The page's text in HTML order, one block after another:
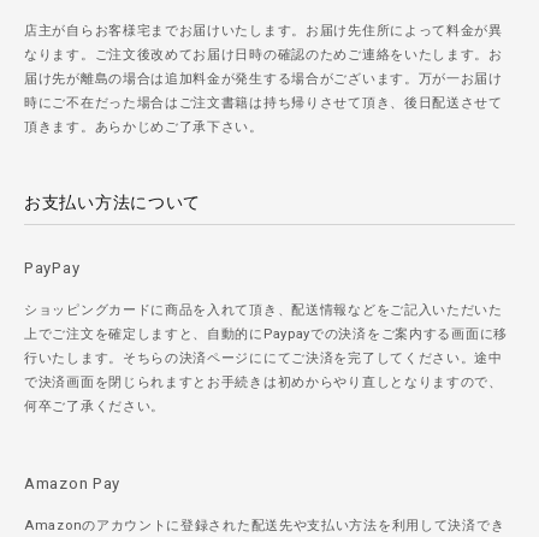
店主が自らお客様宅までお届けいたします。お届け先住所によって料金が異
なります。ご注文後改めてお届け日時の確認のためご連絡をいたします。お
届け先が離島の場合は追加料金が発生する場合がございます。万が一お届け
時にご不在だった場合はご注文書籍は持ち帰りさせて頂き、後日配送させて
頂きます。あらかじめご了承下さい。
お支払い方法について
PayPay
ショッピングカードに商品を入れて頂き、配送情報などをご記入いただいた
上でご注文を確定しますと、自動的にPaypayでの決済をご案内する画面に移
行いたします。そちらの決済ページににてご決済を完了してください。途中
で決済画面を閉じられますとお手続きは初めからやり直しとなりますので、
何卒ご了承ください。
Amazon Pay
Amazonのアカウントに登録された配送先や支払い方法を利用して決済でき